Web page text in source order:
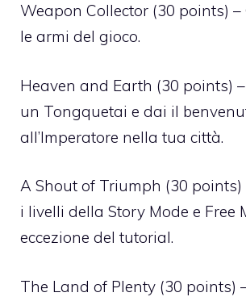
Weapon Collector (30 points)
le armi del gioco.
Heaven and Earth (30 points)
un Tongquetai e dai il
all’Imperatore nella tua città.
A Shout of Triumph (30 points)
i livelli della Story Mode e Free
eccezione del tutorial.
The Land of Plenty (30 points)